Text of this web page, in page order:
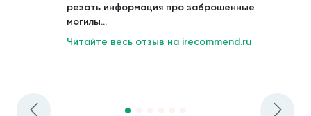
резать информация про заброшенные
могилы...
Читайте весь отзыв на irecommend.ru